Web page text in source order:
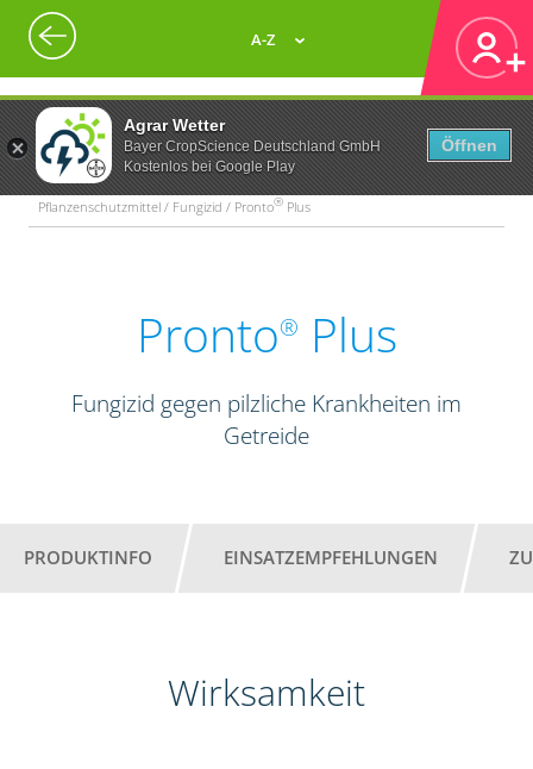
Agrar Wetter
Bayer CropScience Deutschland GmbH
Kostenlos bei Google Play
Öffnen
A-Z
Pflanzenschutzmittel / Fungizid / Pronto® Plus
Pronto® Plus
Fungizid gegen pilzliche Krankheiten im
Getreide
PRODUKTINFO EINSATZEMPFEHLUNGEN
Wirksamkeit